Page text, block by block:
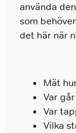
använda
som
det här när
Mät
Var
Var
Vilka